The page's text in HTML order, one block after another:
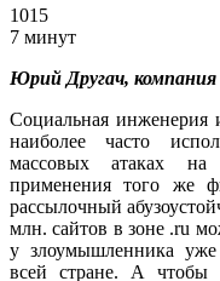
1015
7 минут
Юрий Другач, компания
Социальная
наиболее часто
массовых атаках
применения того же
рассылочный
млн. сайтов в зоне .ru
у злоумышленника
всей стране. А чтобы